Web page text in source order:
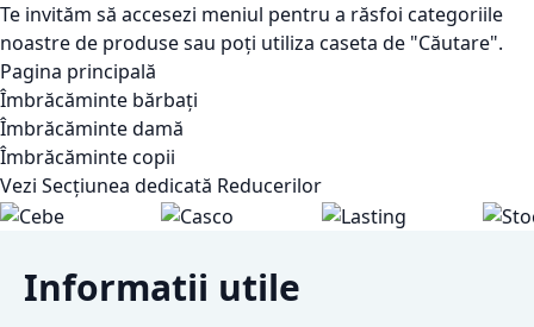
Te invităm să accesezi meniul pentru a răsfoi categoriile
noastre de produse sau poți utiliza caseta de "Căutare".
Pagina principală
Îmbrăcăminte bărbați
Îmbrăcăminte damă
Îmbrăcăminte copii
Vezi Secțiunea dedicată Reducerilor
Informatii utile